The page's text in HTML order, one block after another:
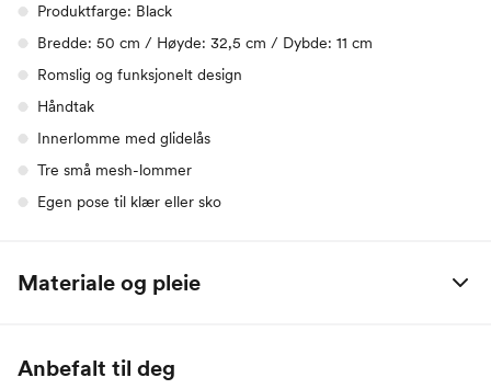
Produktfarge: Black
Bredde: 50 cm / Høyde: 32,5 cm / Dybde: 11 cm
Romslig og funksjonelt design
Håndtak
Innerlomme med glidelås
Tre små mesh-lommer
Egen pose til klær eller sko
Materiale og pleie
Anbefalt til deg